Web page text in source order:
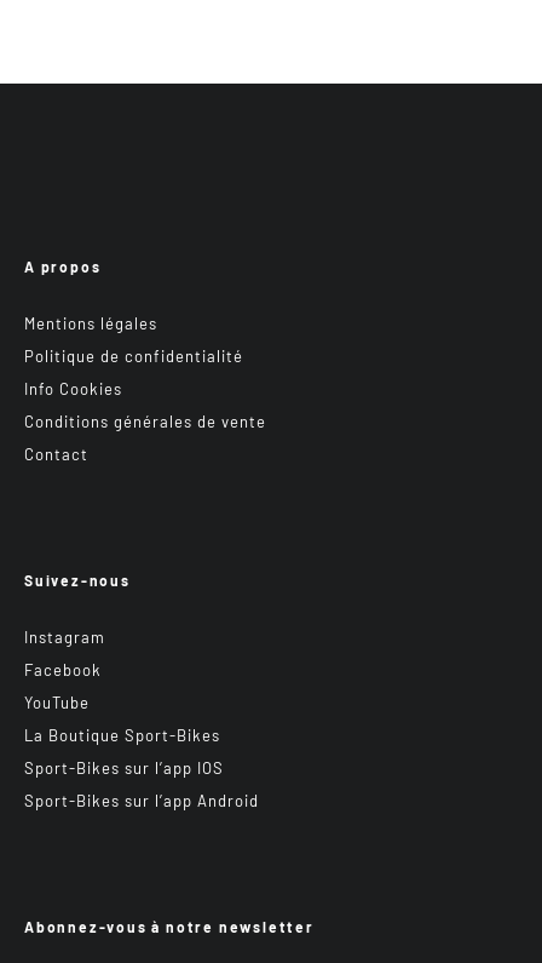
A propos
Mentions légales
Politique de confidentialité
Info Cookies
Conditions générales de vente
Contact
Suivez-nous
Instagram
Facebook
YouTube
La Boutique Sport-Bikes
Sport-Bikes sur l’app IOS
Sport-Bikes sur l’app Android
Abonnez-vous à notre newsletter